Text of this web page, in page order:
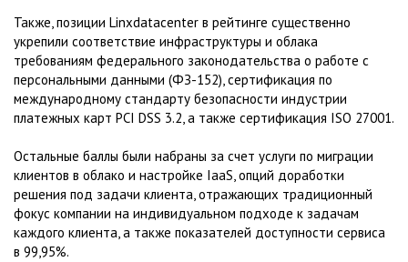
Также, позиции Linxdatacenter в рейтинге существенно
укрепили соответствие инфраструктуры и облака
требованиям федерального законодательства о работе с
персональными данными (ФЗ-152), сертификация по
международному стандарту безопасности индустрии
платежных карт PCI DSS 3.2, а также сертификация ISO 27001.
Остальные баллы были набраны за счет услуги по миграции
клиентов в облако и настройке IaaS, опций доработки
решения под задачи клиента, отражающих традиционный
фокус компании на индивидуальном подходе к задачам
каждого клиента, а также показателей доступности сервиса
в 99,95%.